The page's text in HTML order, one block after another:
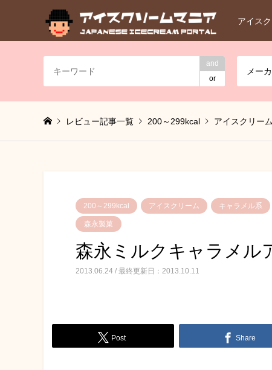
アイス
and
or
メー
レビュー記事一覧 200～299kcal アイスクリーム
200～299kcal アイスクリーム キャラメル系
森永製菓
森永ミルクキャラメル
2013.06.24 / 最終更新日：2013.10.11
Post Share